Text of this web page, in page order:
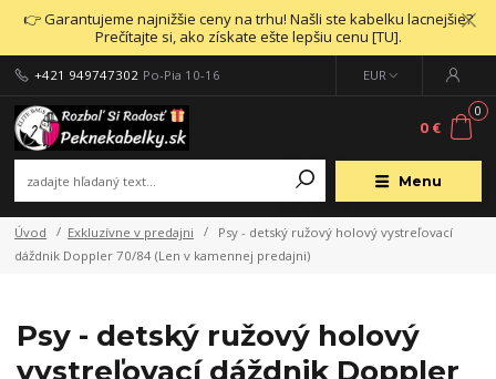
👉 Garantujeme najnižšie ceny na trhu! Našli ste kabelku lacnejšie?
Prečítajte si, ako získate ešte lepšiu cenu [TU].
Menu
EUR
+421 949747302 Po-Pia 10-16
0
0 €
Úvod Exkluzívne v predajni
Psy - detský ružový holový vystreľovací
dáždnik Doppler 70/84 (Len v kamennej predajni)
Psy - detský ružový holový
vystreľovací dáždnik Doppler